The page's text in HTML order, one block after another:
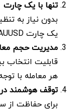
تنها با یک چارت
بدون نیاز به
یک چارت XAUUSD در تایم‌فریم M15 فعال کنید.
مدیریت حجم
قابلیت
هر معامله با
توقف هوشمند
برای حفاظت از